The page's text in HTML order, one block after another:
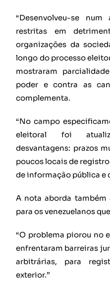
“Desenvolveu-se
restritas em
organizações da
longo do processo
mostraram
poder e contra as
complementa.
“No campo
eleitoral foi
desvantagens: prazos
poucos locais de
de informação pública e
A nota aborda também
para os venezuelanos
“O problema piorou no
enfrentaram barreiras
arbitrárias, para
exterior.”